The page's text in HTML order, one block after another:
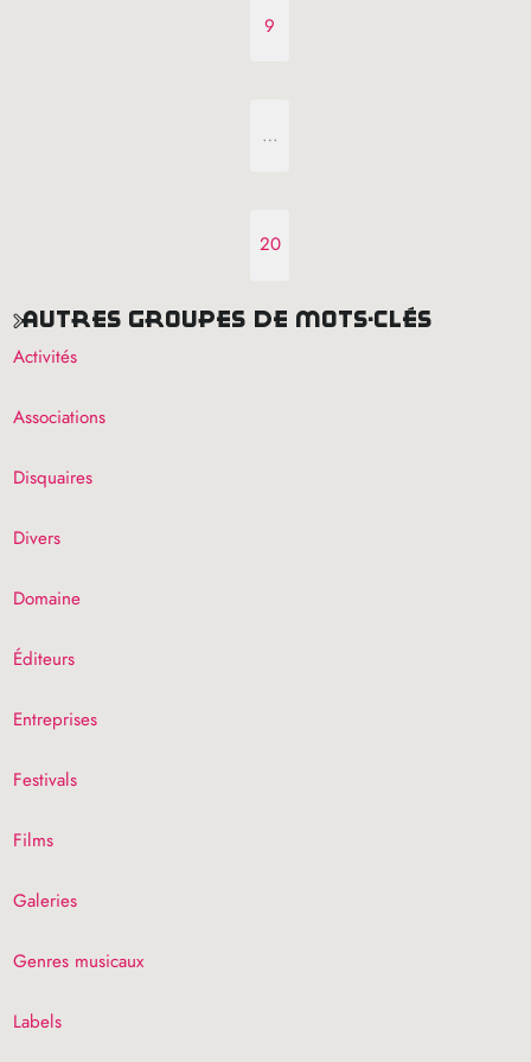
9
…
20
autres groupes de mots-clés
Activités
Associations
Disquaires
Divers
Domaine
Éditeurs
Entreprises
Festivals
Films
Galeries
Genres musicaux
Labels